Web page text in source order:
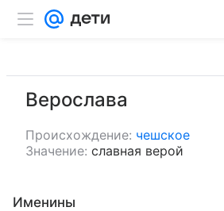
Верослава
Происхождение: чешское
Значение: славная верой
Именины